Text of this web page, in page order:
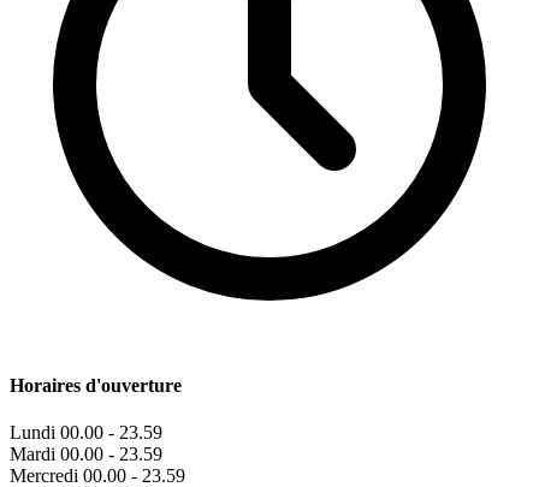
Horaires d'ouverture
Lundi 00.00 - 23.59
Mardi 00.00 - 23.59
Mercredi 00.00 - 23.59